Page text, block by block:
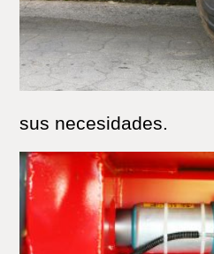
sus necesidades.